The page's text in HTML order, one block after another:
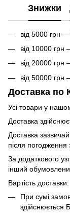
Знижки
від 5000 грн
від 10000 грн
від 20000 грн
від 50000 грн
Доставка по
Усі товари у
Доставка
Доставка
після погодження
За додаткового
інший
Вартість доставки:
При сумі